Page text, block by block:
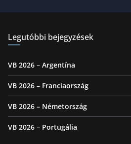
Legutóbbi bejegyzések
VB 2026 – Argentína
VB 2026 – Franciaország
VB 2026 – Németország
VB 2026 – Portugália